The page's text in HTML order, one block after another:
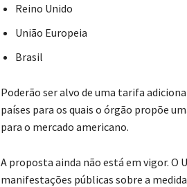
Reino Unido
União Europeia
Brasil
Poderão ser alvo de uma tarifa
países para os quais o órgão propõe
para o mercado americano.
A proposta ainda não está em vigor. O
manifestações públicas sobre a